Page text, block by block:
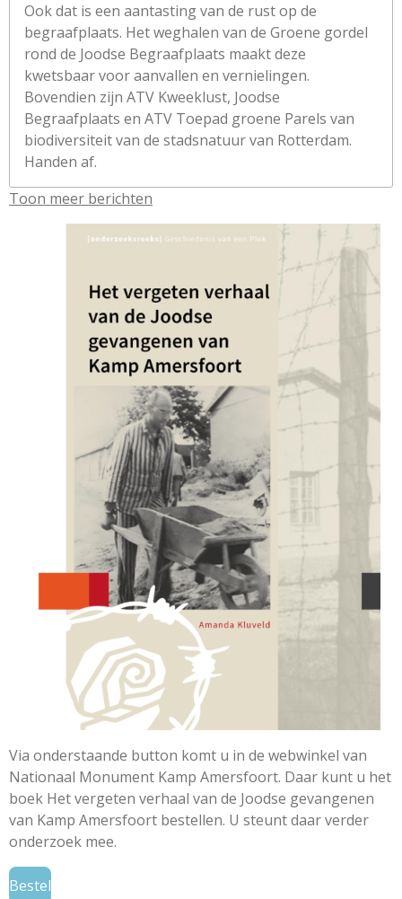
Ook dat is een aantasting van de rust op de
begraafplaats. Het weghalen van de Groene gordel
rond de Joodse Begraafplaats maakt deze
kwetsbaar voor aanvallen en vernielingen.
Bovendien zijn ATV Kweeklust, Joodse
Begraafplaats en ATV Toepad groene Parels van
biodiversiteit van de stadsnatuur van Rotterdam.
Handen af.
Toon meer berichten
Via onderstaande button komt u in de webwinkel van
Nationaal Monument Kamp Amersfoort. Daar kunt u het
boek Het vergeten verhaal van de Joodse gevangenen
van Kamp Amersfoort bestellen. U steunt daar verder
onderzoek mee.
Bestel